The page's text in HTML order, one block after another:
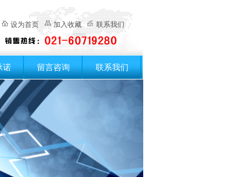
设为首页 加入收藏 联系我们
诺 留言咨询 联系我们